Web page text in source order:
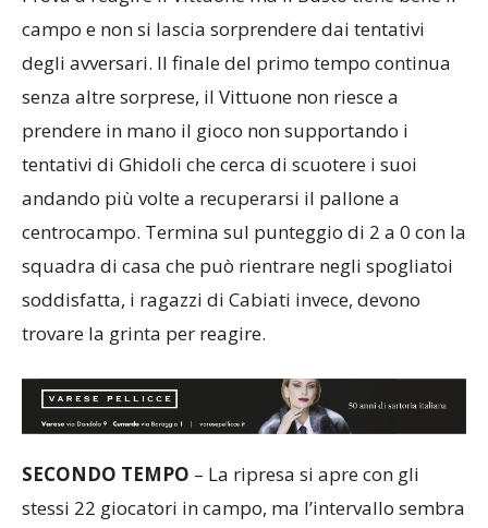
campo e non si lascia sorprendere dai tentativi
degli avversari. Il finale del primo tempo continua
senza altre sorprese, il Vittuone non riesce a
prendere in mano il gioco non supportando i
tentativi di Ghidoli che cerca di scuotere i suoi
andando più volte a recuperarsi il pallone a
centrocampo. Termina sul punteggio di 2 a 0 con la
squadra di casa che può rientrare negli spogliatoi
soddisfatta, i ragazzi di Cabiati invece, devono
trovare la grinta per reagire.
SECONDO TEMPO – La ripresa si apre con gli
stessi 22 giocatori in campo, ma l’intervallo sembra